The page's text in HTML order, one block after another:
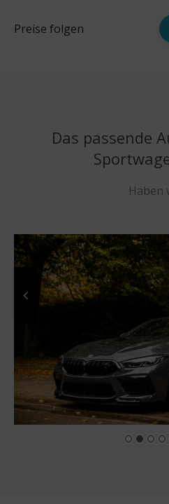
Preise folgen
Das passende
Haben